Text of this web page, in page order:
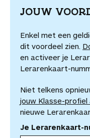
JOUW
Enkel met een
dit voordeel zien.
en activeer je
Lerarenkaart-
Niet telkens
jouw Klasse-profiel
nieuwe
Je Lerarenkaart-